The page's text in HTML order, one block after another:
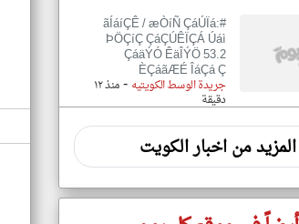
#ãÍáíÇÊ / æÒíÑ ÇáÚÏá:
ÞÖÇíÇ ÇáÇÚÊÏÇÁ Úáì
ÇáäÝÓ ÊäÎÝÖ 53.2
ÈÇáãÆÉ ÎáÇá Ç
جريدة الوسط الكويتيه - منذ ١٢
دقيقة
المزيد من اخبار الكويت